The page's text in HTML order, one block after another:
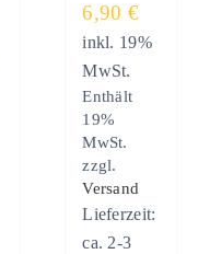
6,90 €
inkl. 19%
MwSt.
Enthält
19%
MwSt.
zzgl.
Versand
Lieferzeit:
ca. 2-3